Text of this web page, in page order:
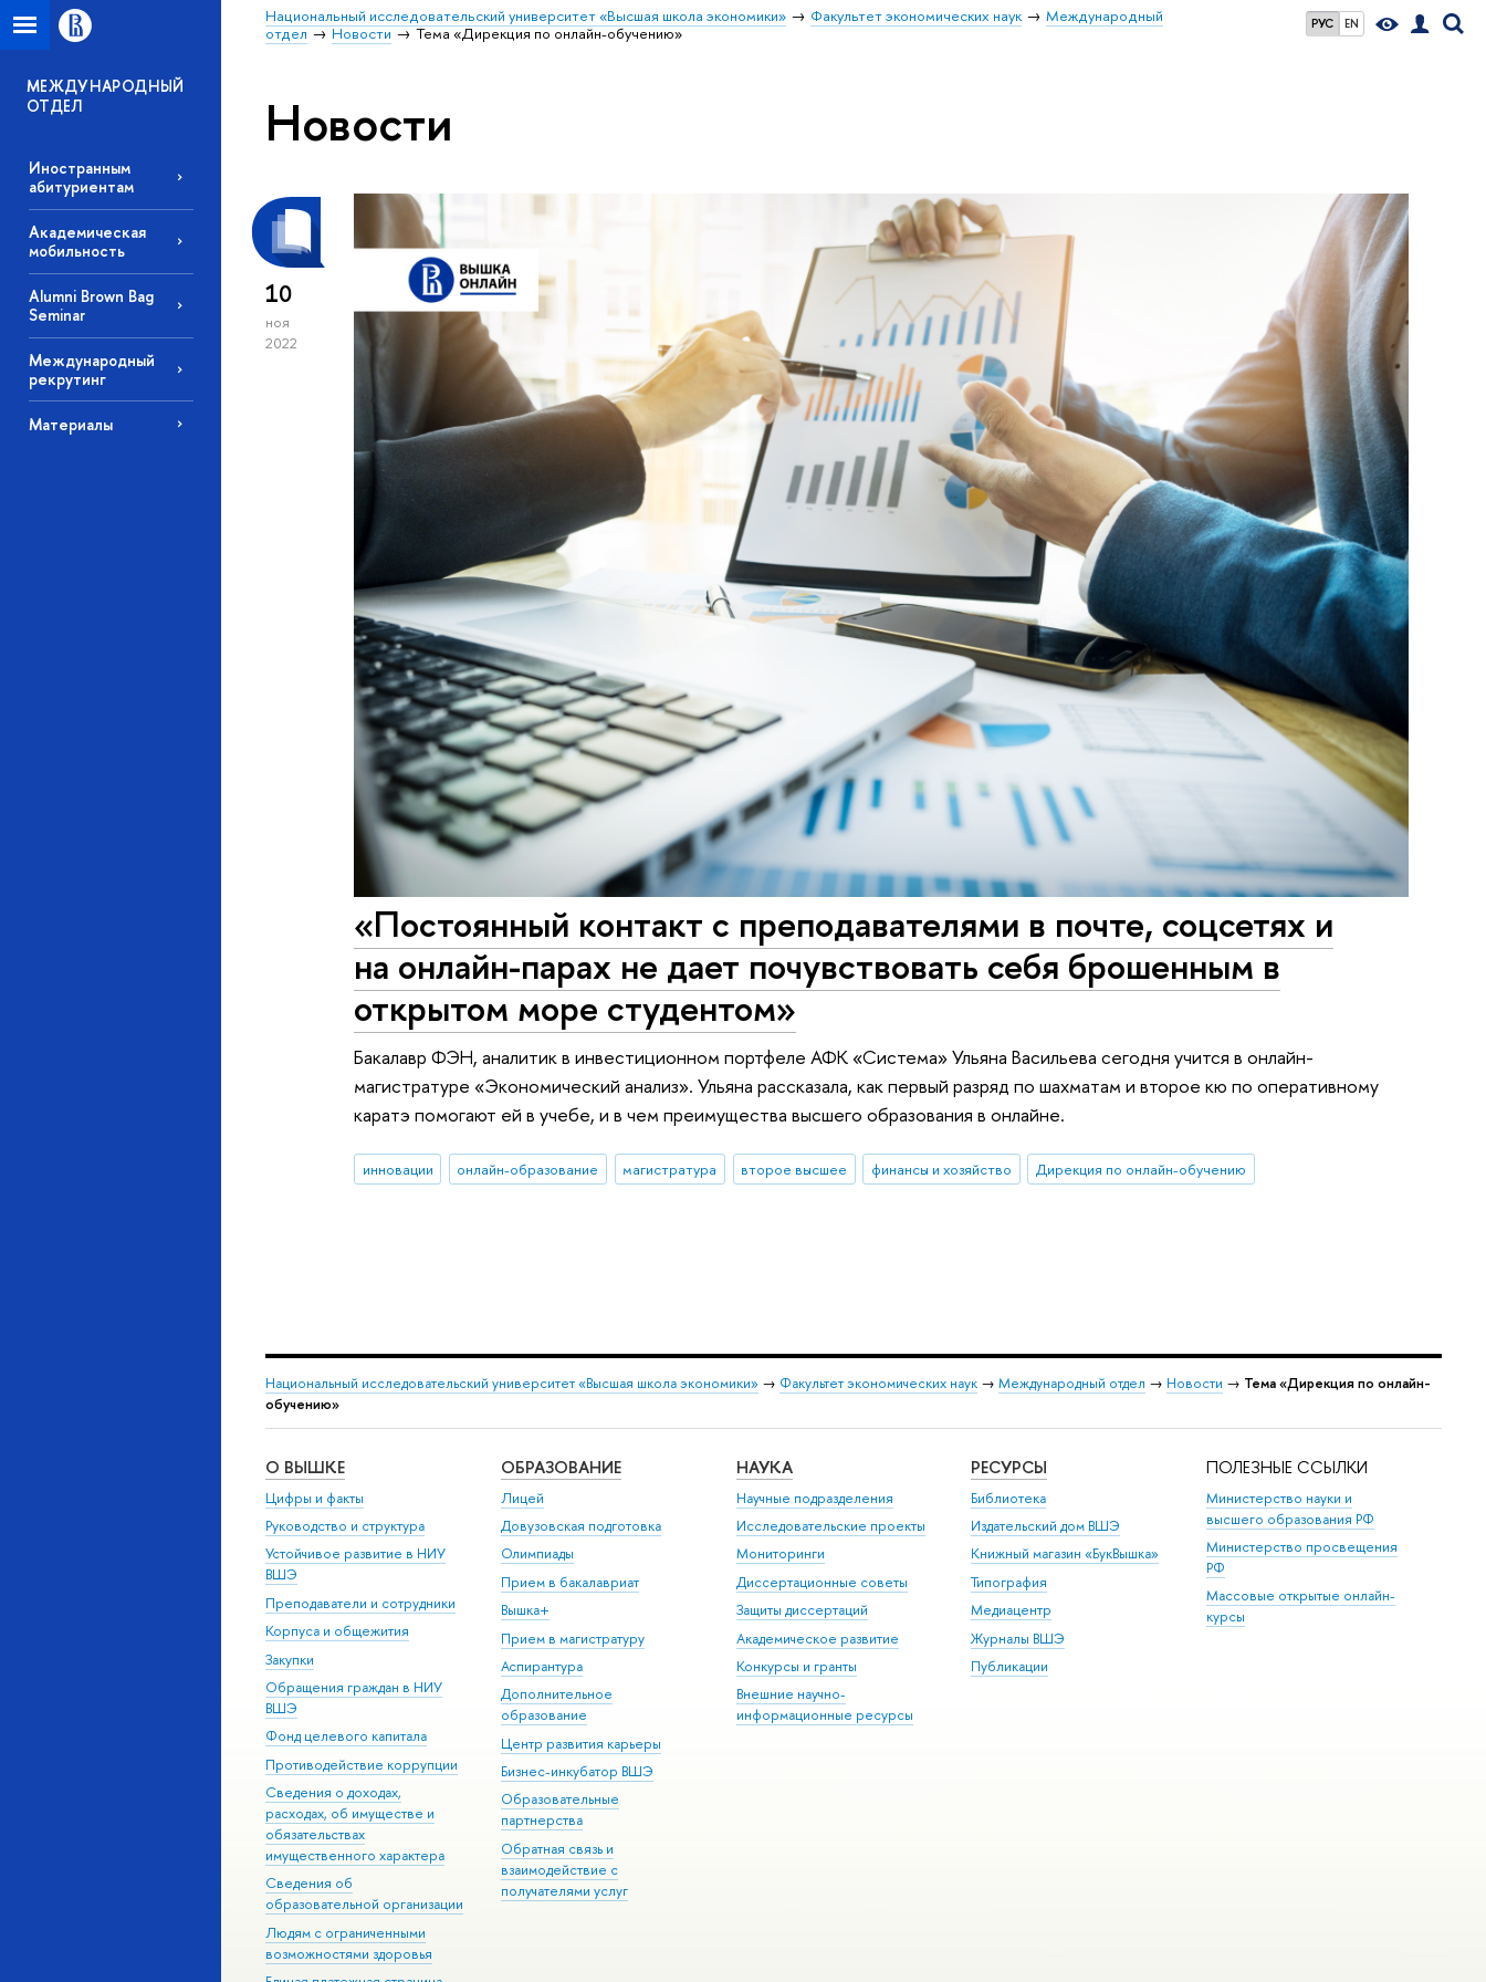
РУС EN
Национальный исследовательский университет «Высшая школа экономики» Факультет экономических наук
Международный
отдел
Новости Тема «Дирекция по онлайн-обучению»
МЕЖДУНАРОДНЫЙ
ОТДЕЛ
Иностранным
абитуриентам
Академическая
мобильность
Alumni Brown Bag
Seminar
Международный
рекрутинг
Материалы
Новости
10
ноя
2022
«Постоянный контакт с преподавателями в почте, соцсетях и
на онлайн-парах не дает почувствовать себя брошенным в
открытом море студентом»
Бакалавр ФЭН, аналитик в инвестиционном портфеле АФК «Система» Ульяна Васильева сегодня учится в онлайн-
магистратуре «Экономический анализ». Ульяна рассказала, как первый разряд по шахматам и второе кю по оперативному
каратэ помогают ей в учебе, и в чем преимущества высшего образования в онлайне.
инновации онлайн-образование магистратура второе высшее финансы и хозяйство Дирекция по онлайн-обучению
Национальный исследовательский университет «Высшая школа экономики» → Факультет экономических наук → Международный отдел → Новости → Тема «Дирекция по онлайн-
обучению»
О ВЫШКЕ
Цифры и факты
Руководство и структура
Устойчивое развитие в НИУ
ВШЭ
Преподаватели и сотрудники
Корпуса и общежития
Закупки
Обращения граждан в НИУ
ВШЭ
Фонд целевого капитала
Противодействие коррупции
Сведения о доходах,
расходах, об имуществе и
обязательствах
имущественного характера
Сведения об
образовательной организации
Людям с ограниченными
возможностями здоровья
ОБРАЗОВАНИЕ
Лицей
Довузовская подготовка
Олимпиады
Прием в бакалавриат
Вышка+
Прием в магистратуру
Аспирантура
Дополнительное
образование
Центр развития карьеры
Бизнес-инкубатор ВШЭ
Образовательные
партнерства
Обратная связь и
взаимодействие с
получателями услуг
НАУКА
Научные подразделения
Исследовательские проекты
Мониторинги
Диссертационные советы
Защиты диссертаций
Академическое развитие
Конкурсы и гранты
Внешние научно-
информационные ресурсы
РЕСУРСЫ
Библиотека
Издательский дом ВШЭ
Книжный магазин «БукВышка»
Типография
Медиацентр
Журналы ВШЭ
Публикации
ПОЛЕЗНЫЕ ССЫЛКИ
Министерство науки и
высшего образования РФ
Министерство просвещения
РФ
Массовые открытые онлайн-
курсы